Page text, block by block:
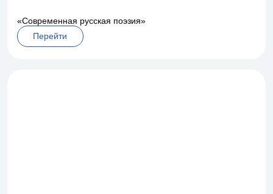
«Современная русская поэзия»
Перейти